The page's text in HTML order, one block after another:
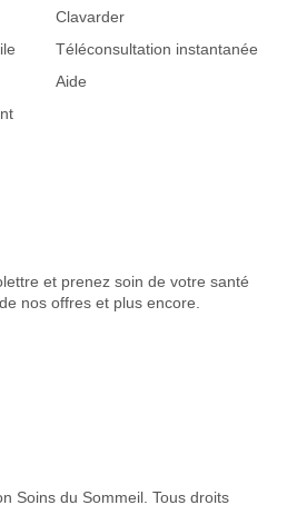
Clavarder
Téléconsultation instantanée
Aide
et prenez soin de votre santé
nos offres et plus encore.
Soins du Sommeil. Tous droits